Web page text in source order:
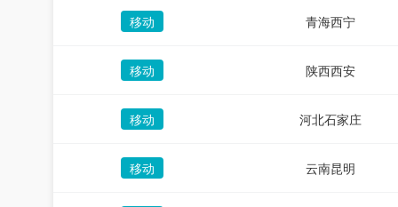
移动 青海西宁
移动 陕西西安
移动 河北石家庄
移动 云南昆明